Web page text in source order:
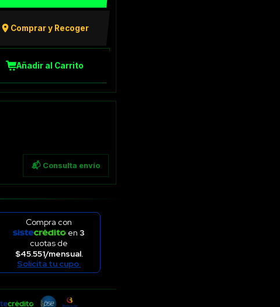
Comprar y Recoger
Añadir al Carrito
📬 Consulta envío
Compra con
en 3
cuotas de
$45.551/mensual.
Solicita tu cupo.